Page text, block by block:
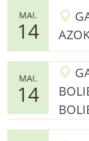
MAI.
14
MAI.
14